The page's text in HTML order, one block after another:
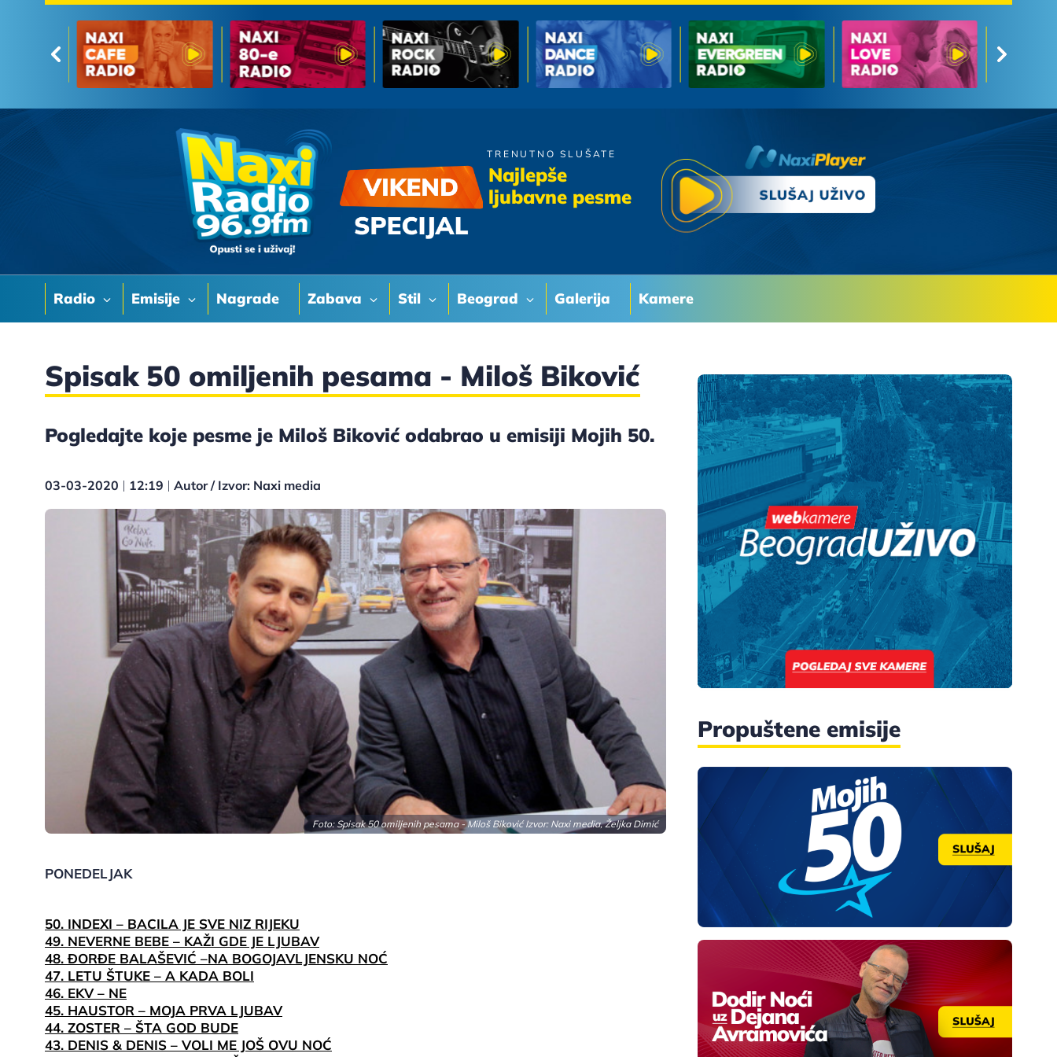
Radio Emisije Nagrade Zabava Stil Beograd Galerija Kamere
TRENUTNO SLUŠATE
Najlepše
ljubavne pesme
Sladjana I Dado
Spisak 50 omiljenih pesama - Miloš Biković
Pogledajte koje pesme je Miloš Biković odabrao u emisiji Mojih 50.
03-03-2020 12:19 Autor / Izvor: Naxi media
Foto: Spisak 50 omiljenih pesama - Miloš Biković Izvor: Naxi media, Željka Dimić
PONEDELJAK
50. INDEXI – BACILA JE SVE NIZ RIJEKU
49. NEVERNE BEBE – KAŽI GDE JE LJUBAV
48. ĐORĐE BALAŠEVIĆ –NA BOGOJAVLJENSKU NOĆ
47. LETU ŠTUKE – A KADA BOLI
46. EKV – NE
45. HAUSTOR – MOJA PRVA LJUBAV
44. ZOSTER – ŠTA GOD BUDE
43. DENIS & DENIS – VOLI ME JOŠ OVU NOĆ
Propuštene emisije